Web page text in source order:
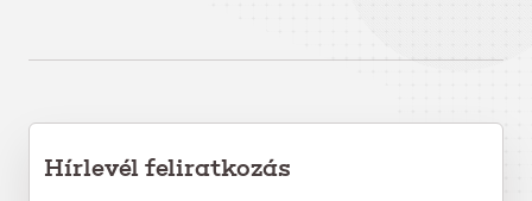
Hírlevél feliratkozás